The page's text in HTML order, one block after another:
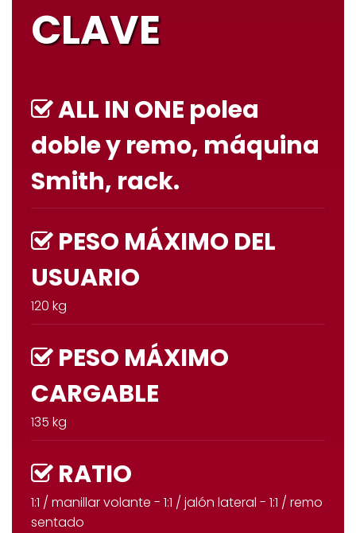
CLAVE
ALL IN ONE polea
doble y remo, máquina
Smith, rack.
PESO MÁXIMO DEL
USUARIO
120 kg
PESO MÁXIMO
CARGABLE
135 kg
RATIO
1:1 / manillar volante - 1:1 / jalón lateral - 1:1 / remo
sentado